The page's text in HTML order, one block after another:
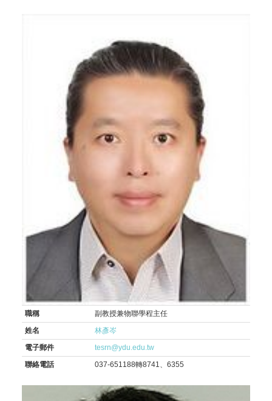
職稱
副教授兼物聯學程主任
姓名
林彥岑
電子郵件
tesrn@ydu.edu.tw
聯絡電話
037-651188轉8741、6355